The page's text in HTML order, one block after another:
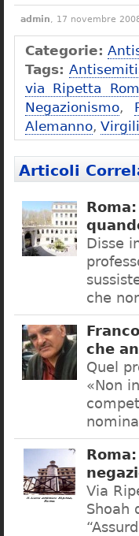
admin, 17 novembre
Categorie:
Tags:
via Ripetta
Negazionismo,
Alemanno,
Articoli
Disse
che
che
Quel
«Non
Via
Shoah